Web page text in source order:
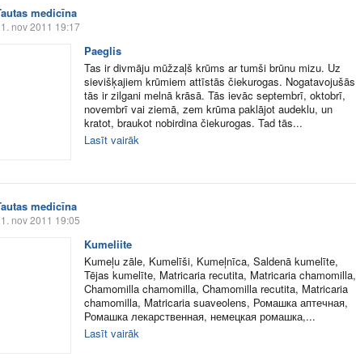
medicīna
nov 2011 19:17
Paeglis
Tas ir divmāju mūžzaļš krūms ar tumši brūnu mizu. Uz
sievišķajiem krūmiem attīstās čiekurogas. Nogatavojušās
tās ir zilgani melnā krāsā. Tās ievāc septembrī, oktobrī,
novembrī vai ziemā, zem krūma paklājot audeklu, un
kratot, braukot nobirdina čiekurogas. Tad tās...
Lasīt vairāk
medicīna
nov 2011 19:05
Kumeliite
Kumeļu zāle, Kumelīši, Kumeļnīca, Saldenā kumelīte,
Tējas kumelīte, Matricaria recutita, Matricaria chamomilla,
Chamomilla chamomilla, Chamomilla recutita, Matricaria
chamomilla, Matricaria suaveolens, Ромашка аптечная,
Ромашка лекарственная, немецкая ромашка,...
Lasīt vairāk